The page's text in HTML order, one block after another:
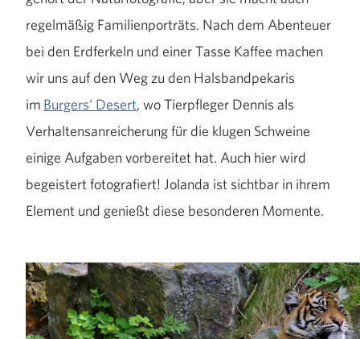
regelmäßig Familienporträts. Nach dem Abenteuer
bei den Erdferkeln und einer Tasse Kaffee machen
wir uns auf den Weg zu den Halsbandpekaris
im Burgers‘ Desert, wo Tierpfleger Dennis als
Verhaltensanreicherung für die klugen Schweine
einige Aufgaben vorbereitet hat. Auch hier wird
begeistert fotografiert! Jolanda ist sichtbar in ihrem
Element und genießt diese besonderen Momente.